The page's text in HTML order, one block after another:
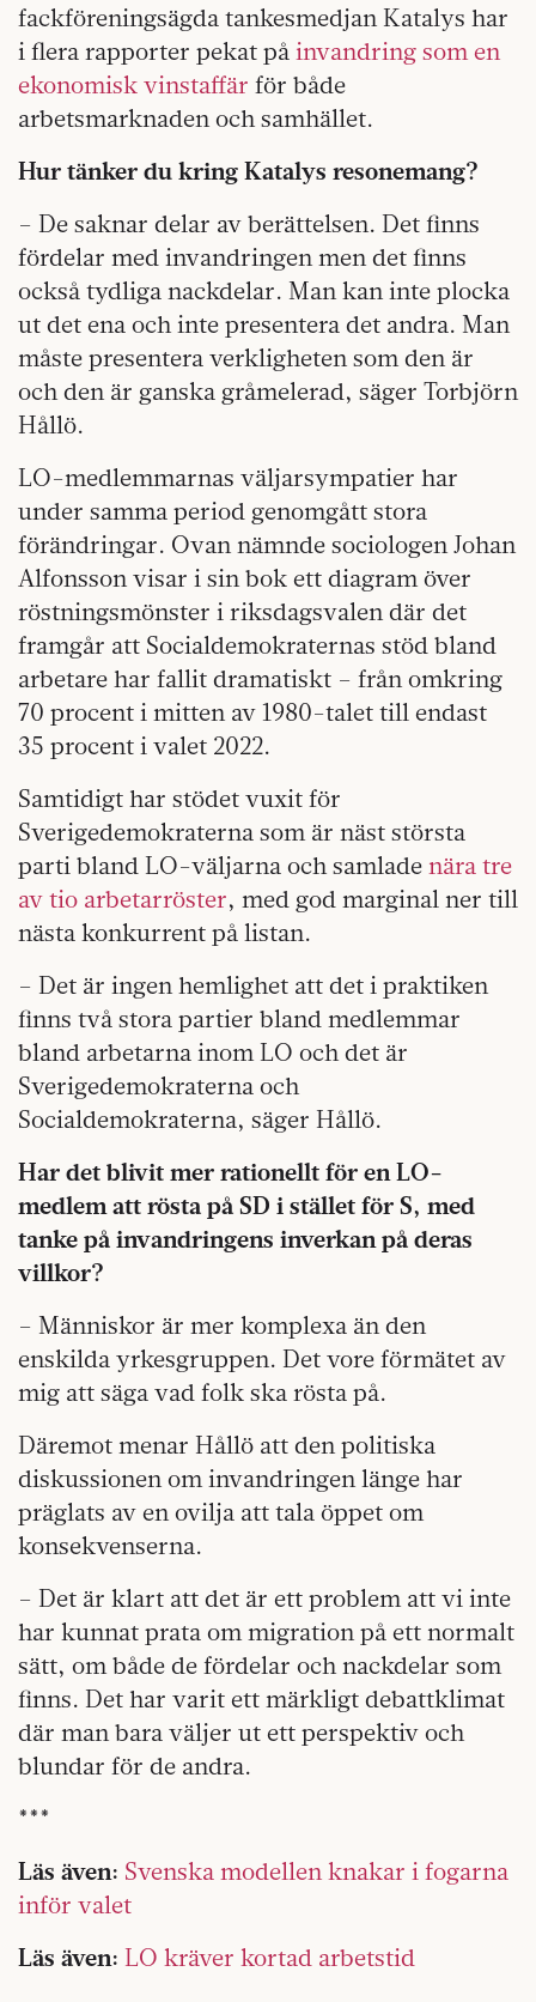
fackföreningsägda tankesmedjan Katalys har
i flera rapporter pekat på invandring som en
ekonomisk vinstaffär för både
arbetsmarknaden och samhället.
Hur tänker du kring Katalys resonemang?
– De saknar delar av berättelsen. Det finns
fördelar med invandringen men det finns
också tydliga nackdelar. Man kan inte plocka
ut det ena och inte presentera det andra. Man
måste presentera verkligheten som den är
och den är ganska gråmelerad, säger Torbjörn
Hållö.
LO-medlemmarnas väljarsympatier har
under samma period genomgått stora
förändringar. Ovan nämnde sociologen Johan
Alfonsson visar i sin bok ett diagram över
röstningsmönster i riksdagsvalen där det
framgår att Socialdemokraternas stöd bland
arbetare har fallit dramatiskt – från omkring
70 procent i mitten av 1980-talet till endast
35 procent i valet 2022.
Samtidigt har stödet vuxit för
Sverigedemokraterna som är näst största
parti bland LO-väljarna och samlade nära tre
av tio arbetarröster, med god marginal ner till
nästa konkurrent på listan.
– Det är ingen hemlighet att det i praktiken
finns två stora partier bland medlemmar
bland arbetarna inom LO och det är
Sverigedemokraterna och
Socialdemokraterna, säger Hållö.
Har det blivit mer rationellt för en LO-
medlem att rösta på SD i stället för S, med
tanke på invandringens inverkan på deras
villkor?
– Människor är mer komplexa än den
enskilda yrkesgruppen. Det vore förmätet av
mig att säga vad folk ska rösta på.
Däremot menar Hållö att den politiska
diskussionen om invandringen länge har
präglats av en ovilja att tala öppet om
konsekvenserna.
– Det är klart att det är ett problem att vi inte
har kunnat prata om migration på ett normalt
sätt, om både de fördelar och nackdelar som
finns. Det har varit ett märkligt debattklimat
där man bara väljer ut ett perspektiv och
blundar för de andra.
***
Läs även: Svenska modellen knakar i fogarna
inför valet
Läs även: LO kräver kortad arbetstid